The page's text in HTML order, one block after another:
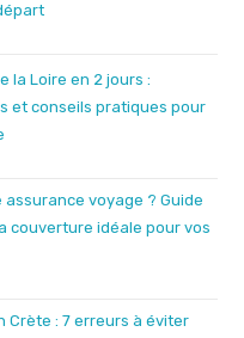
la Loire en 2 jours :
et conseils pratiques pour
assurance voyage ? Guide
couverture idéale pour vos
Crète : 7 erreurs à éviter